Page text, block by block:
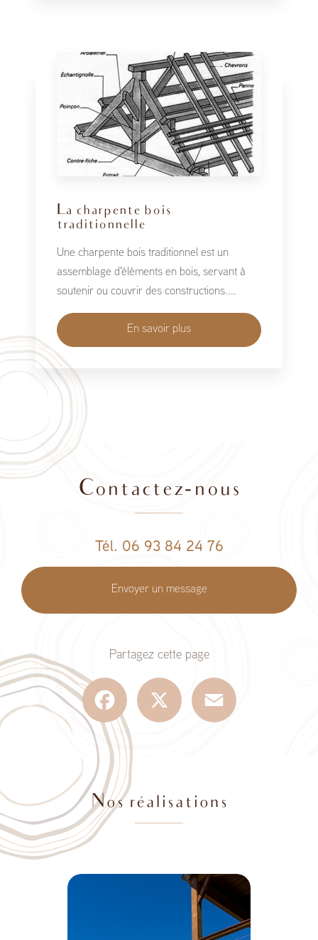
La charpente bois
traditionnelle
Une charpente bois traditionnel est un
assemblage d'éléments en bois, servant à
soutenir ou couvrir des constructions....
En savoir plus
Contactez-nous
Tél. 06 93 84 24 76
Envoyer un message
Partagez cette page
Facebook
Nos réalisations